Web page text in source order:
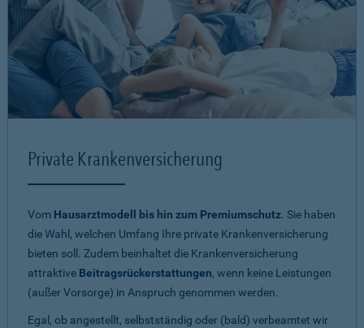
Private Krankenversicherung
Vom Hausarztmodell bis hin zum Premiumschutz. Sie haben
die Wahl, welchen Umfang Ihre private Krankenversicherung
bieten soll. Zudem beinhaltet die Krankenversicherung
attraktive Beitragsrückerstattungen, wenn keine Leistungen
(außer Vorsorge) in Anspruch genommen werden.
Egal, ob angestellt, selbstständig oder (bald) verbeamtet wir